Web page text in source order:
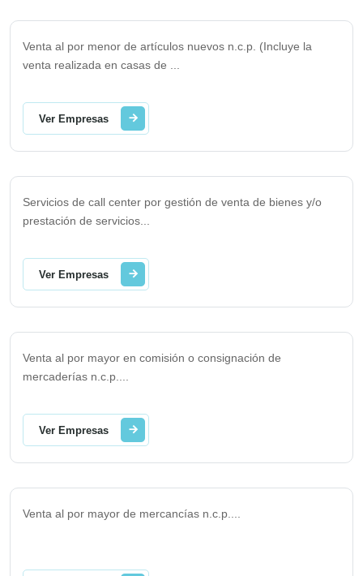
Venta al por menor de artículos nuevos n.c.p. (Incluye la
venta realizada en casas de
Ver Empresas
Servicios de call center por gestión de venta de bienes y/o
prestación de servicios
Ver Empresas
Venta al por mayor en comisión o consignación de
mercaderías n.c.p.
Ver Empresas
Venta al por mayor de mercancías n.c.p.